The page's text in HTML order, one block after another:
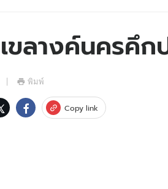
สถิติหวยไทย
ขลางค์นครคึก
พิมพ์
Copy link